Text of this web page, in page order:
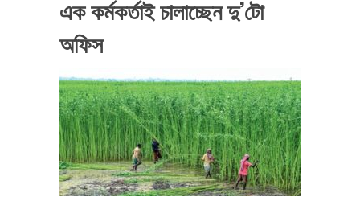
এক কর্মকর্তাই চালাচ্ছেন দু’টো
অফিস